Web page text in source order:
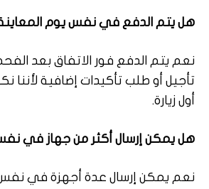
هل يتم الدفع في نفس يوم
نعم يتم الدفع فور الاتفاق بعد
تأجيل أو طلب تأكيدات إضافية لأننا
أول زيارة.
هل يمكن إرسال أكثر من جهاز في
نعم يمكن إرسال عدة أجهزة في نفس